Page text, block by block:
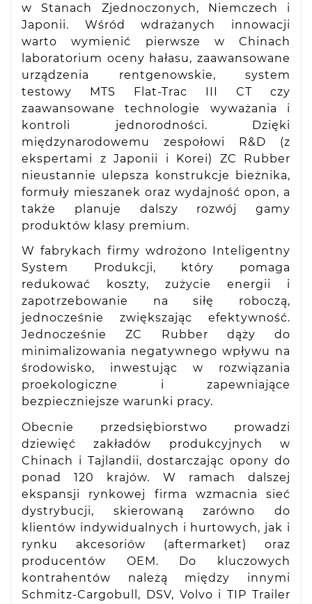
w Stanach Zjednoczonych, Niemczech i
Japonii. Wśród wdrażanych innowacji
warto wymienić pierwsze w Chinach
laboratorium oceny hałasu, zaawansowane
urządzenia rentgenowskie, system
testowy MTS Flat-Trac III CT czy
zaawansowane technologie wyważania i
kontroli jednorodności. Dzięki
międzynarodowemu zespołowi R&D (z
ekspertami z Japonii i Korei) ZC Rubber
nieustannie ulepsza konstrukcje bieżnika,
formuły mieszanek oraz wydajność opon, a
także planuje dalszy rozwój gamy
produktów klasy premium.
W fabrykach firmy wdrożono Inteligentny
System Produkcji, który pomaga
redukować koszty, zużycie energii i
zapotrzebowanie na siłę roboczą,
jednocześnie zwiększając efektywność.
Jednocześnie ZC Rubber dąży do
minimalizowania negatywnego wpływu na
środowisko, inwestując w rozwiązania
proekologiczne i zapewniające
bezpieczniejsze warunki pracy.
Obecnie przedsiębiorstwo prowadzi
dziewięć zakładów produkcyjnych w
Chinach i Tajlandii, dostarczając opony do
ponad 120 krajów. W ramach dalszej
ekspansji rynkowej firma wzmacnia sieć
dystrybucji, skierowaną zarówno do
klientów indywidualnych i hurtowych, jak i
rynku akcesoriów (aftermarket) oraz
producentów OEM. Do kluczowych
kontrahentów należą między innymi
Schmitz-Cargobull, DSV, Volvo i TIP Trailer